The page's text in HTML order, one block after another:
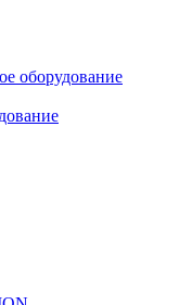
оборудование